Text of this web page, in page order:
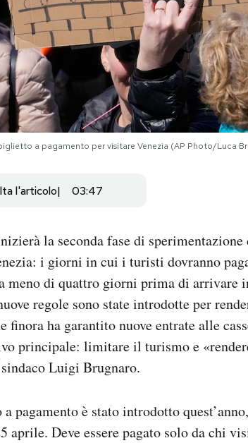
a pagamento per visitare Venezia (AP Photo/Luca
l'articolo 03:47
la seconda fase di
i giorni in cui i turisti dovranno
meno di quattro giorni prima di arrivare
regole sono state introdotte per
finora ha garantito nuove entrate alle
principale: limitare il turismo e
Luigi Brugnaro.
pagamento è stato introdotto
aprile. Deve essere pagato solo da chi